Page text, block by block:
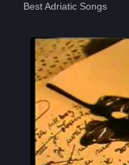
Best Adriatic Songs